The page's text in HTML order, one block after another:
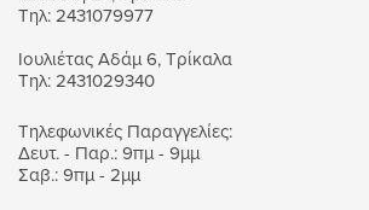
Τηλ: 2431079977
Ιουλιέτας Αδάμ 6, Τρίκαλα
Τηλ: 2431029340
Τηλεφωνικές Παραγγελίες:
Δευτ. - Παρ.: 9πμ - 9μμ
Σαβ.: 9πμ - 2μμ